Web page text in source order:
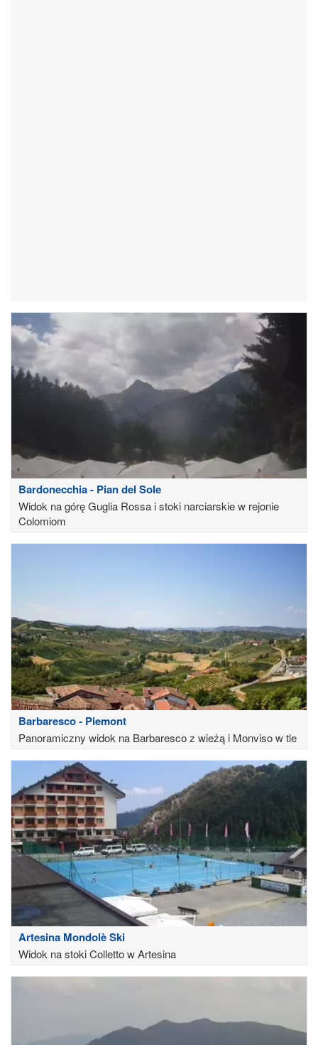
Bardonecchia - Pian del Sole
Widok na górę Guglia Rossa i stoki narciarskie w rejonie
Colomiom
Barbaresco - Piemont
Panoramiczny widok na Barbaresco z wieżą i Monviso w tle
Artesina Mondolè Ski
Widok na stoki Colletto w Artesina